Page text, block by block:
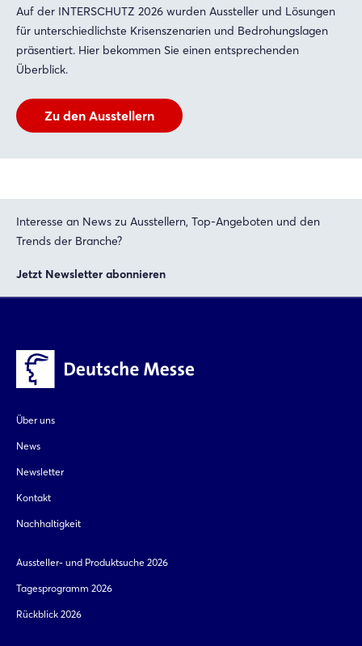
Auf der INTERSCHUTZ 2026 wurden Aussteller und Lösungen
für unterschiedlichste Krisenszenarien und Bedrohungslagen
präsentiert. Hier bekommen Sie einen entsprechenden
Überblick.
Zu den Ausstellern
Interesse an News zu Ausstellern, Top-Angeboten und den
Trends der Branche?
Jetzt Newsletter abonnieren
Über uns
News
Newsletter
Kontakt
Nachhaltigkeit
Aussteller- und Produktsuche 2026
Tagesprogramm 2026
Rückblick 2026